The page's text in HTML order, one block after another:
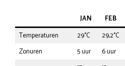
JAN FEB
Temperaturen
29°C 29,2°C
Zonuren
5 uur 6 uur